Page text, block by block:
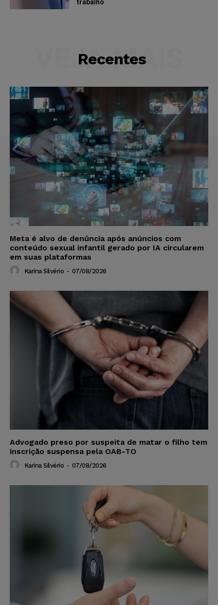
trabalho
Recentes
VEJA MAIS
Meta é alvo de denúncia após anúncios com
conteúdo sexual infantil gerado por IA circularem
em suas plataformas
Karina Silvério - 07/08/2026
Advogado preso por suspeita de matar o filho tem
inscrição suspensa pela OAB-TO
Karina Silvério - 07/08/2026